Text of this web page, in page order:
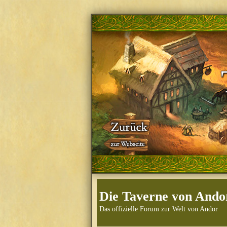
Die Taverne von
Das offizielle Forum zur Welt von Andor